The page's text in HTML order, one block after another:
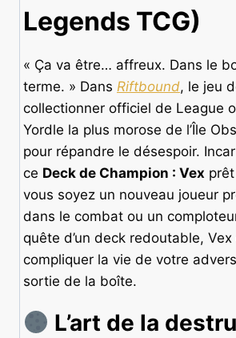
Legends TCG)
« Ça va être… affreux. Dans le
terme. » Dans Riftbound, le jeu
collectionner officiel de League
Yordle la plus morose de l’Île
pour répandre le désespoir.
ce Deck de Champion : Vex prêt
vous soyez un nouveau joueur
dans le combat ou un
quête d’un deck redoutable,
compliquer la vie de votre
sortie de la boîte.
L’art de la